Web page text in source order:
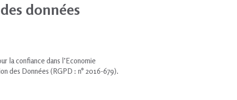
données
la confiance dans l’Economie
des Données (RGPD : n° 2016-679).